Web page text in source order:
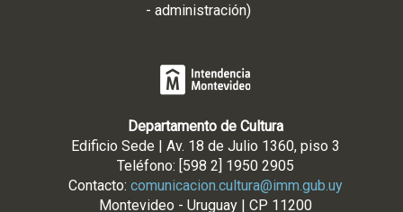
- administración)
Departamento de Cultura
Edificio Sede | Av. 18 de Julio 1360, piso 3
Teléfono: [598 2] 1950 2905
Contacto: comunicacion.cultura@imm.gub.uy
Montevideo - Uruguay | CP 11200